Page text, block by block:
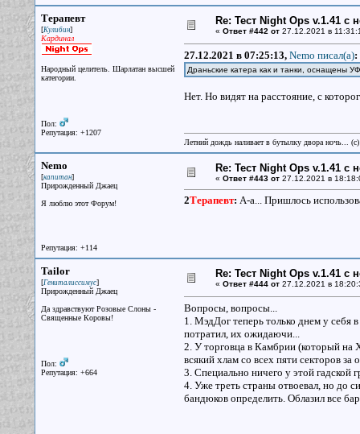
Терапевт
[Кулибин]
Кардинал
Народный целитель. Шарлатан высшей
категории.
Пол:
Репутация: +1207
Re: Тест Night Ops v.1.41 с
« Ответ #442 от27.12.2021 в
27.12.2021 в 07:25:13, Nemo писал(a):
Драньские катера как и танки, оснащены
Нет. Но видят на расстояние, с
Летний дождь наливает в бутылку двора ночь...
Nemo
[капитан]
Прирожденный Джаец
Я люблю этот Форум!
Репутация: +114
Re: Тест Night Ops v.1.41 с
« Ответ #443 от27.12.2021 в
2Терапевт: А-а... Пришлось
Tailor
[Гениталиссимус]
Прирожденный Джаец
Да здравствуют Розовые Слоны -
Священные Коровы!
Пол:
Репутация: +664
Re: Тест Night Ops v.1.41 с
« Ответ #444 от27.12.2021 в
Вопросы, вопросы...
1. МэдДог теперь только днем у себя
потратил, их ожидаючи...
2. У торговца в Камбрии (который на
всякий хлам со всех пяти секторов
3. Специально ничего у этой гадской
4. Уже треть страны отвоевал, но до
бандюков определить. Облазил все